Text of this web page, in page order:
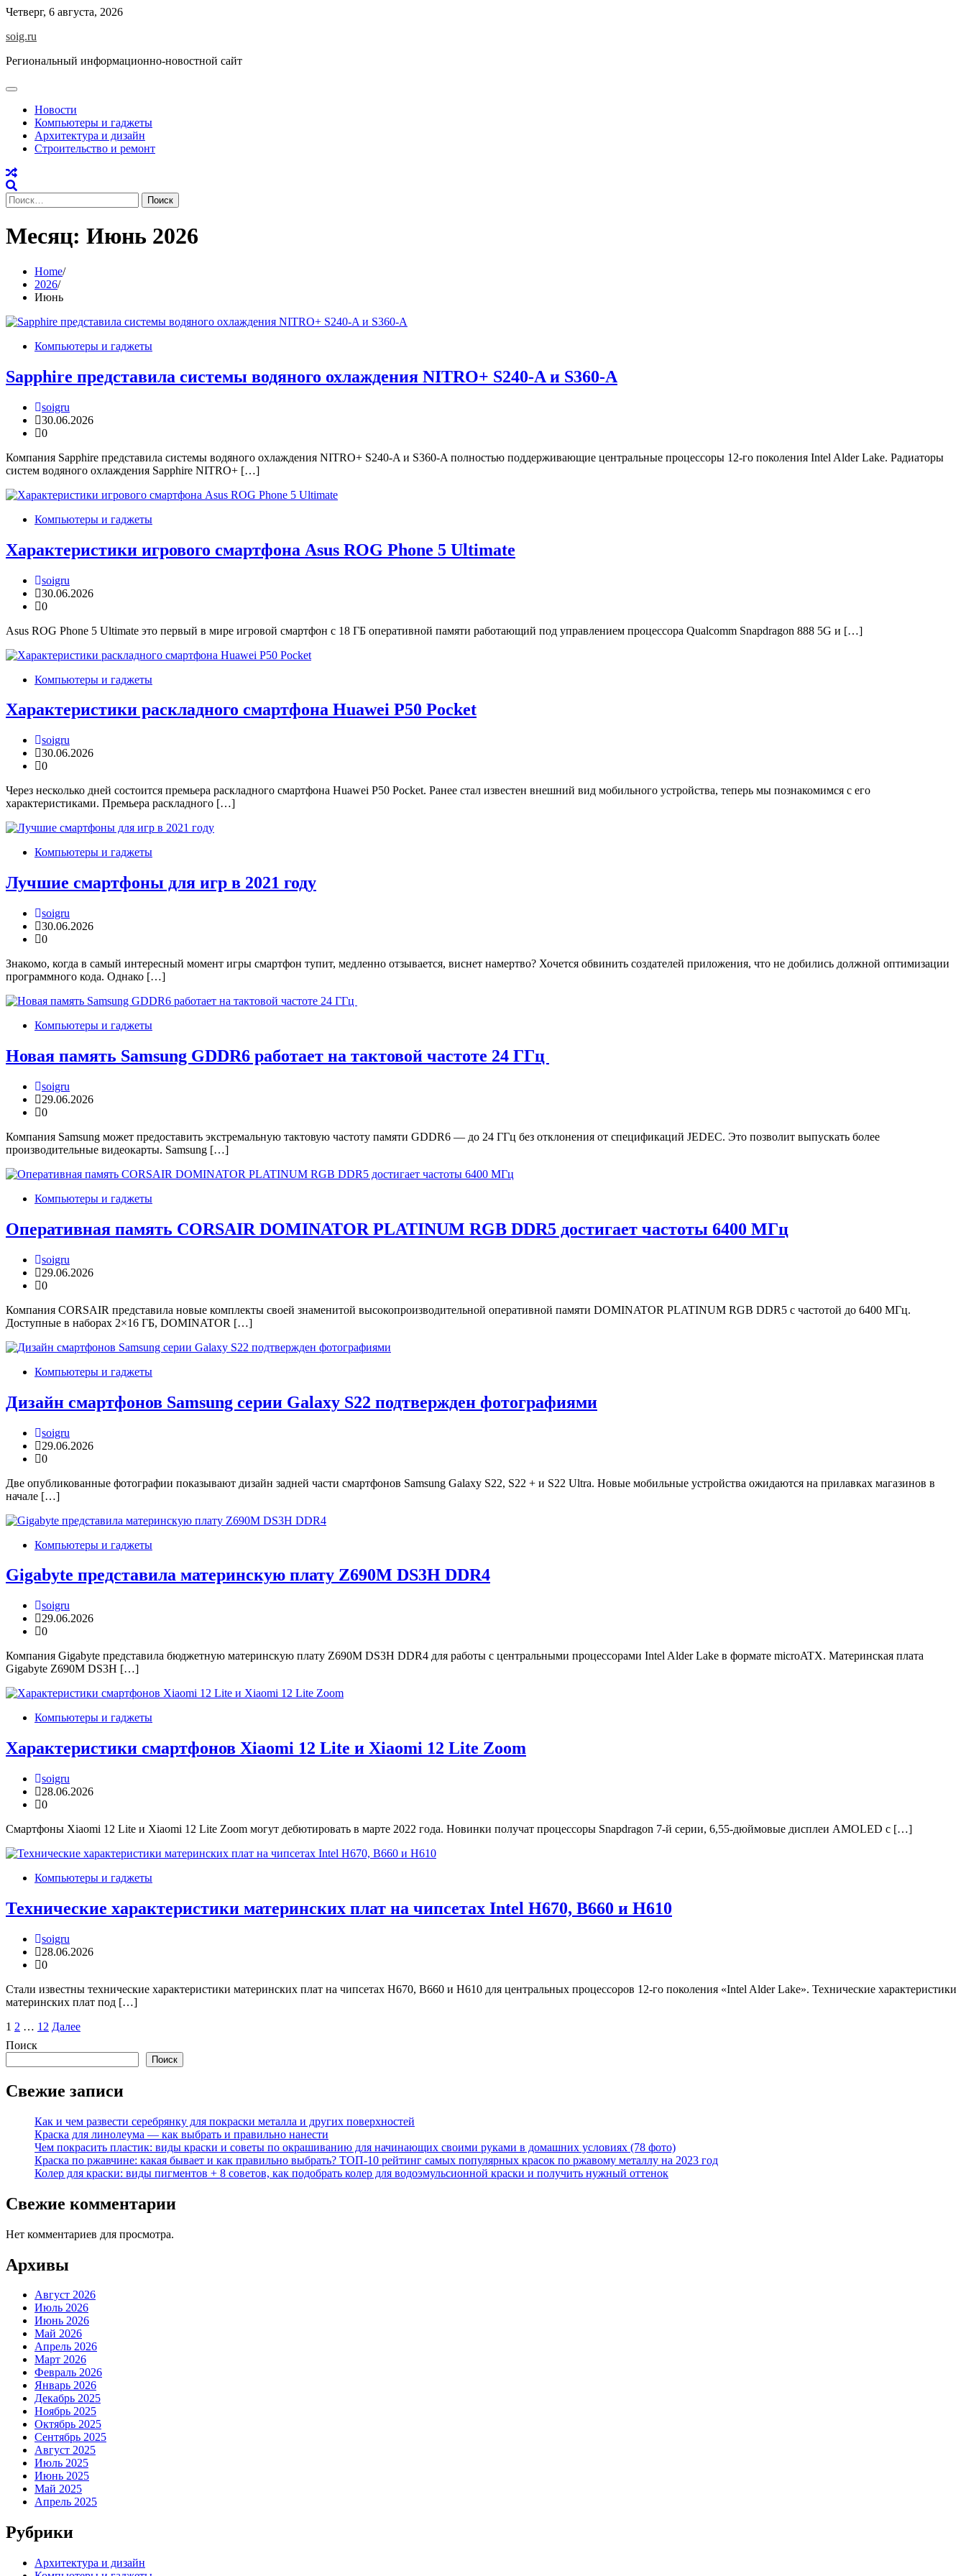
Skip
content
Четверг, 6 августа, 2026
soig.ru
Региональный информационно-новостной сайт
Новости
Компьютеры и гаджеты
Архитектура и дизайн
Строительство и ремонт
Найти:
Месяц: Июнь 2026
Home
2026
Июнь
Компьютеры и гаджеты
Sapphire представила системы водяного охлаждения NITRO+ S240-A и S360-A
soigru
30.06.2026
0
Компания Sapphire представила системы водяного охлаждения NITRO+ S240-A и S360-A полностью поддерживающие центральные процессоры 12-го поколения Intel Alder Lake. Радиаторы
систем водяного охлаждения Sapphire NITRO+ […]
Компьютеры и гаджеты
Характеристики игрового смартфона Asus ROG Phone 5 Ultimate
soigru
30.06.2026
0
Asus ROG Phone 5 Ultimate это первый в мире игровой смартфон с 18 ГБ оперативной памяти работающий под управлением процессора Qualcomm Snapdragon 888 5G и […]
Компьютеры и гаджеты
Характеристики раскладного смартфона Huawei P50 Pocket
soigru
30.06.2026
0
Через несколько дней состоится премьера раскладного смартфона Huawei P50 Pocket. Ранее стал известен внешний вид мобильного устройства, теперь мы познакомимся с его
характеристиками. Премьера раскладного […]
Компьютеры и гаджеты
Лучшие смартфоны для игр в 2021 году
soigru
30.06.2026
0
Знакомо, когда в самый интересный момент игры смартфон тупит, медленно отзывается, виснет намертво? Хочется обвинить создателей приложения, что не добились должной оптимизации
программного кода. Однако […]
Компьютеры и гаджеты
Новая память Samsung GDDR6 работает на тактовой частоте 24 ГГц
soigru
29.06.2026
0
Компания Samsung может предоставить экстремальную тактовую частоту памяти GDDR6 — до 24 ГГц без отклонения от спецификаций JEDEC. Это позволит выпускать более
производительные видеокарты. Samsung […]
Компьютеры и гаджеты
Оперативная память CORSAIR DOMINATOR PLATINUM RGB DDR5 достигает частоты 6400 МГц
soigru
29.06.2026
0
Компания CORSAIR представила новые комплекты своей знаменитой высокопроизводительной оперативной памяти DOMINATOR PLATINUM RGB DDR5 с частотой до 6400 МГц.
Доступные в наборах 2×16 ГБ, DOMINATOR […]
Компьютеры и гаджеты
Дизайн смартфонов Samsung серии Galaxy S22 подтвержден фотографиями
soigru
29.06.2026
0
Две опубликованные фотографии показывают дизайн задней части смартфонов Samsung Galaxy S22, S22 + и S22 Ultra. Новые мобильные устройства ожидаются на прилавках магазинов в
начале […]
Компьютеры и гаджеты
Gigabyte представила материнскую плату Z690M DS3H DDR4
soigru
29.06.2026
0
Компания Gigabyte представила бюджетную материнскую плату Z690M DS3H DDR4 для работы с центральными процессорами Intel Alder Lake в формате microATX. Материнская плата
Gigabyte Z690M DS3H […]
Компьютеры и гаджеты
Характеристики смартфонов Xiaomi 12 Lite и Xiaomi 12 Lite Zoom
soigru
28.06.2026
0
Смартфоны Xiaomi 12 Lite и Xiaomi 12 Lite Zoom могут дебютировать в марте 2022 года. Новинки получат процессоры Snapdragon 7-й серии, 6,55-дюймовые дисплеи AMOLED с […]
Компьютеры и гаджеты
Технические характеристики материнских плат на чипсетах Intel H670, B660 и H610
soigru
28.06.2026
0
Стали известны технические характеристики материнских плат на чипсетах H670, B660 и H610 для центральных процессоров 12-го поколения «Intel Alder Lake». Технические характеристики
материнских плат под […]
Пагинация
записей
1 2 … 12 Далее
Поиск
Поиск
Свежие записи
Как и чем развести серебрянку для покраски металла и других поверхностей
Краска для линолеума — как выбрать и правильно нанести
Чем покрасить пластик: виды краски и советы по окрашиванию для начинающих своими руками в домашних условиях (78 фото)
Краска по ржавчине: какая бывает и как правильно выбрать? ТОП-10 рейтинг самых популярных красок по ржавому металлу на 2023 год
Колер для краски: виды пигментов + 8 советов, как подобрать колер для водоэмульсионной краски и получить нужный оттенок
Свежие комментарии
Нет комментариев для просмотра.
Архивы
Август 2026
Июль 2026
Июнь 2026
Май 2026
Апрель 2026
Март 2026
Февраль 2026
Январь 2026
Декабрь 2025
Ноябрь 2025
Октябрь 2025
Сентябрь 2025
Август 2025
Июль 2025
Июнь 2025
Май 2025
Апрель 2025
Рубрики
Архитектура и дизайн